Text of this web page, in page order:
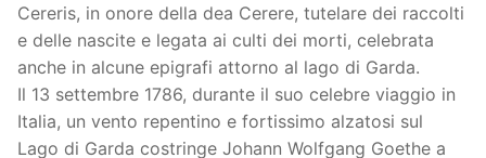
Cereris, in onore della dea Cerere, tutelare dei raccolti
e delle nascite e legata ai culti dei morti, celebrata
anche in alcune epigrafi attorno al lago di Garda.
Il 13 settembre 1786, durante il suo celebre viaggio in
Italia, un vento repentino e fortissimo alzatosi sul
Lago di Garda costringe Johann Wolfgang Goethe a